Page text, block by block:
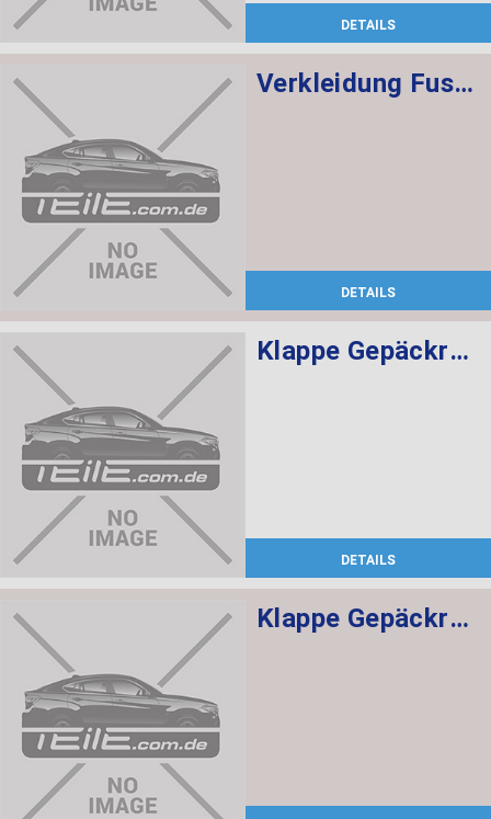
DETAILS
Verkleidung Fussraum Beifahrer SCHWARZ
DETAILS
Klappe Gepäckraum rechts ANTHRAZIT
DETAILS
Klappe Gepäckraum links ANTHRAZIT